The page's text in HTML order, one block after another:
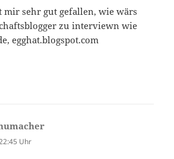
mir sehr gut gefallen, wie wärs
zu interviewn wie
egghat.blogspot.com
Uhr